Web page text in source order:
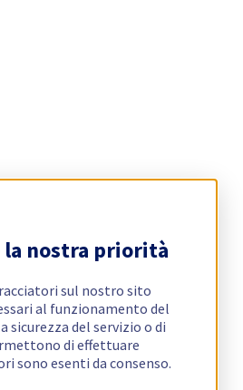
la nostra priorità
sul nostro sito
al funzionamento del
del servizio o di
di effettuare
sono esenti da consenso.